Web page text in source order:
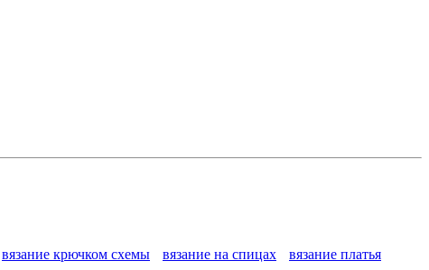
вязание крючком схемы вязание на спицах
вязание платья